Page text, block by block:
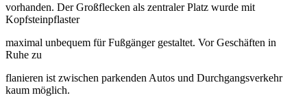
vorhanden. Der Großflecken als zentraler Platz wurde mit
Kopfsteinpflaster
maximal unbequem für Fußgänger gestaltet. Vor Geschäften in
Ruhe zu
flanieren ist zwischen parkenden Autos und Durchgangsverkehr
kaum möglich.